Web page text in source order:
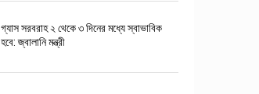
গ্যাস সরবরাহ ২ থেকে ৩ দিনের মধ্যে স্বাভাবিক
হবে: জ্বালানি মন্ত্রী